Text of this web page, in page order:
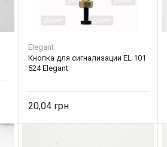
Elegant
Кнопка для сигнализации EL 101
524 Elegant
20,04